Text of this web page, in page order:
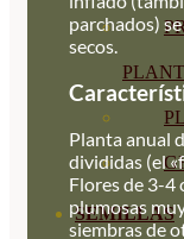
SEMILLAS
parchados)
secos.
Planta anual
divididas (el
Flores de 3-4
plumosas
siembras de